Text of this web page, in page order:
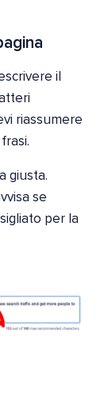
il
riassumere
giusta.
se
per la